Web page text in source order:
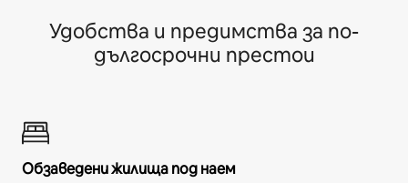
Удобства и предимства за по-
дългосрочни престои
Обзаведени жилища под наем